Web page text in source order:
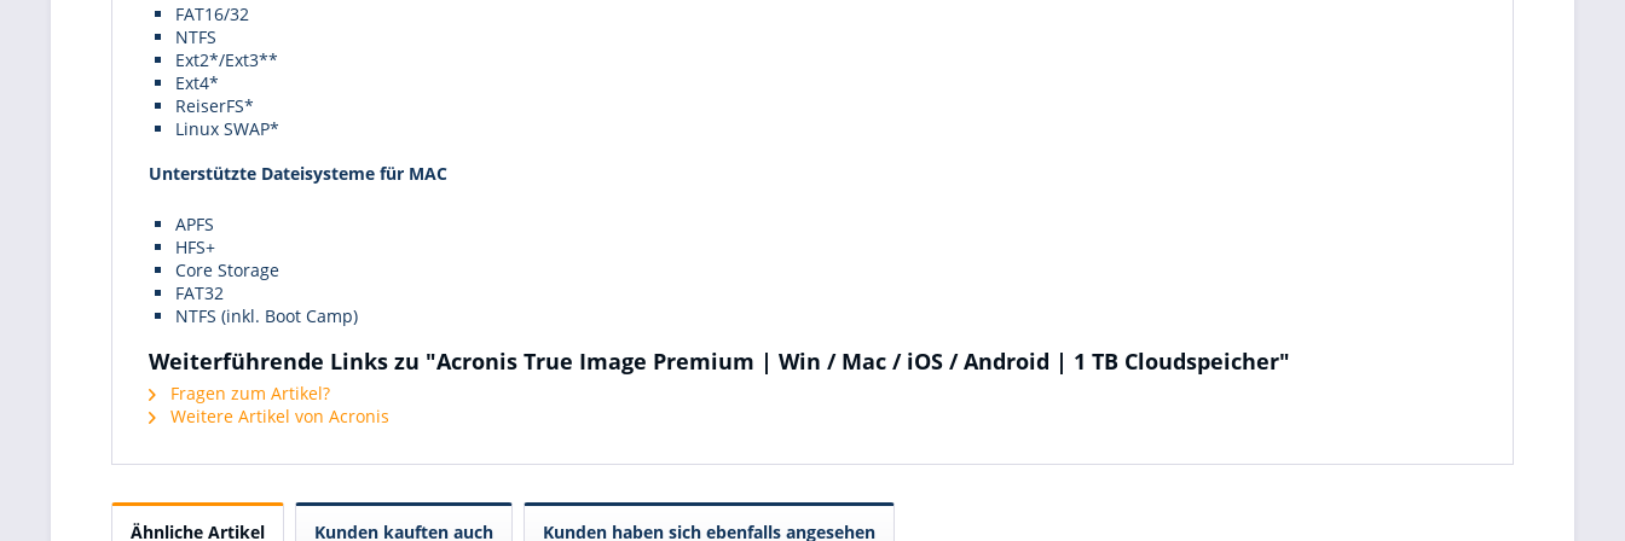
FAT16/32
NTFS
Ext2*/Ext3**
Ext4*
ReiserFS*
Linux SWAP*
Unterstützte Dateisysteme für MAC
APFS
HFS+
Core Storage
FAT32
NTFS (inkl. Boot Camp)
Weiterführende Links zu "Acronis True Image Premium | Win / Mac / iOS / Android | 1 TB Cloudspeicher"
Fragen zum Artikel?
Weitere Artikel von Acronis
Ähnliche Artikel Kunden kauften auch Kunden haben sich ebenfalls angesehen